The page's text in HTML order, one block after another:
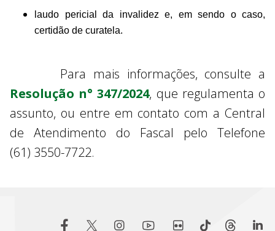
laudo pericial da invalidez e, em sendo o caso,
certidão de curatela.
Para mais informações, consulte a
Resolução n° 347/2024, que regulamenta o
assunto, ou entre em contato com a Central
de Atendimento do Fascal pelo Telefone
(61) 3550-7722.